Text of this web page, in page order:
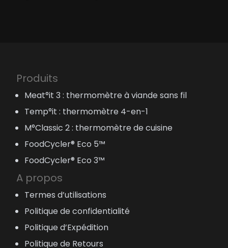
Produits
Meat°it 3 : thermomètre à viande sans fil
Temp°it : thermomètre 4-en-1
M°Classic 2 : thermomètre de cuisine
FoodCycler® Eco 5™
FoodCycler® Eco 3™
A propos
Termes d’utilisations
Politique de confidentialité
Politique d’Expédition
Politique de Retours